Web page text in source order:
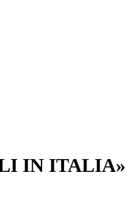
IN ITALIA»